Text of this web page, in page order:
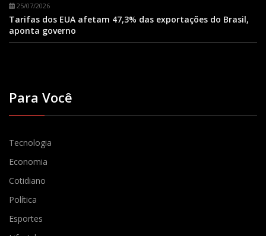
25/07/2026
Tarifas dos EUA afetam 47,3% das exportações do Brasil,
aponta governo
Para Você
Tecnologia
Economia
Cotidiano
Política
Esportes